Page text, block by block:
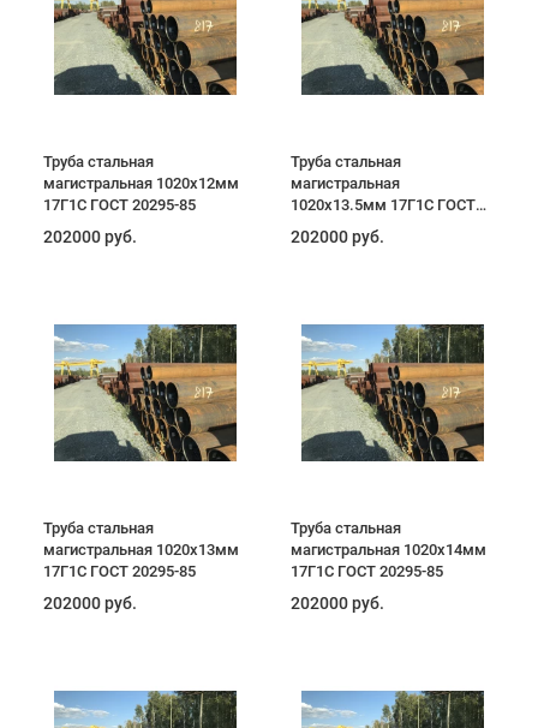
Труба стальная
магистральная 1020х12мм
17Г1С ГОСТ 20295-85
202000 руб.
Труба стальная
магистральная
1020х13.5мм 17Г1С ГОСТ
202000 руб.
Труба стальная
магистральная 1020х13мм
17Г1С ГОСТ 20295-85
202000 руб.
Труба стальная
магистральная 1020х14мм
17Г1С ГОСТ 20295-85
202000 руб.